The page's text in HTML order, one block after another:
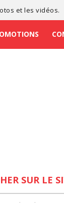
et les vidéos.
SUR LE